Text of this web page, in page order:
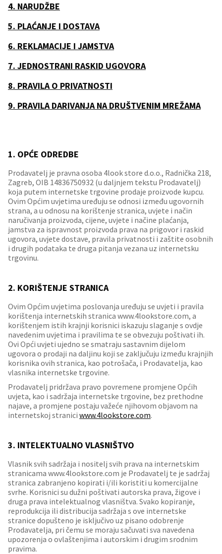
4. NARUDŽBE
5. PLAĆANJE I DOSTAVA
6. REKLAMACIJE I JAMSTVA
7. JEDNOSTRANI RASKID UGOVORA
8. PRAVILA O PRIVATNOSTI
9. PRAVILA DARIVANJA NA DRUŠTVENIM MREŽAMA
1. OPĆE ODREDBE
Prodavatelj je pravna osoba 4look store d.o.o., Radnička 218,
Zagreb, OIB 14836750932 (u daljnjem tekstu Prodavatelj)
koja putem internetske trgovine prodaje proizvode kupcu.
Ovim Općim uvjetima uređuju se odnosi između ugovornih
strana, a u odnosu na korištenje stranica, uvjete i način
naručivanja proizvoda, cijene, uvjete i načine plaćanja,
jamstva za ispravnost proizvoda prava na prigovor i raskid
ugovora, uvjete dostave, pravila privatnosti i zaštite osobnih
i drugih podataka te druga pitanja vezana uz internetsku
trgovinu.
2. KORIŠTENJE STRANICA
Ovim Općim uvjetima poslovanja uređuju se uvjeti i pravila
korištenja internetskih stranica www.4lookstore.com, a
korištenjem istih krajnji korisnici iskazuju slaganje s ovdje
navedenim uvjetima i pravilima te se obvezuju poštivati ih.
Ovi Opći uvjeti ujedno se smatraju sastavnim dijelom
ugovora o prodaji na daljinu koji se zaključuju između krajnjih
korisnika ovih stranica, kao potrošača, i Prodavatelja, kao
vlasnika internetske trgovine.
Prodavatelj pridržava pravo povremene promjene Općih
uvjeta, kao i sadržaja internetske trgovine, bez prethodne
najave, a promjene postaju važeće njihovom objavom na
internetskoj stranici www.4lookstore.com.
3. INTELEKTUALNO VLASNIŠTVO
Vlasnik svih sadržaja i nositelj svih prava na internetskim
stranicama www.4lookstore.com je Prodavatelj te je sadržaj
stranica zabranjeno kopirati i/ili koristiti u komercijalne
svrhe. Korisnici su dužni poštivati autorska prava, žigove i
druga prava intelektualnog vlasništva. Svako kopiranje,
reprodukcija ili distribucija sadržaja s ove internetske
stranice dopušteno je isključivo uz pisano odobrenje
Prodavatelja, pri čemu se moraju sačuvati sva navedena
upozorenja o ovlaštenjima i autorskim i drugim srodnim
pravima.